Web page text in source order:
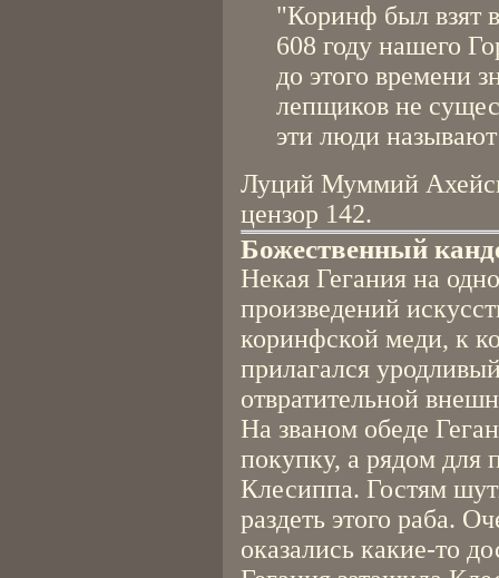
"Коринф был взят
608 году нашего
до этого времени
лепщиков не
эти люди
Луций Муммий
цензор 142.
Божественный
Некая Гегания на
произведений
коринфской меди, к
прилагался
отвратительной
На званом обеде
покупку, а рядом для
Клесиппа. Гостям
раздеть этого раба.
оказались какие-то